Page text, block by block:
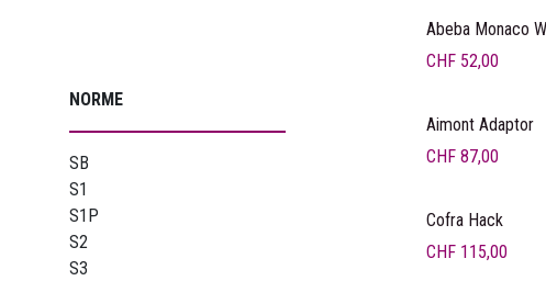
NORME
SB
S1
S1P
S2
S3
Abeba Monaco
CHF 52,00
Aimont Adaptor
CHF87,00
Nouveau
Cofra Hack
CHF 115,00